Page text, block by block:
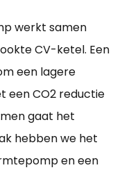
werkt samen
CV-ketel. Een
een lagere
een CO2 reductie
gaat het
hebben we het
en een